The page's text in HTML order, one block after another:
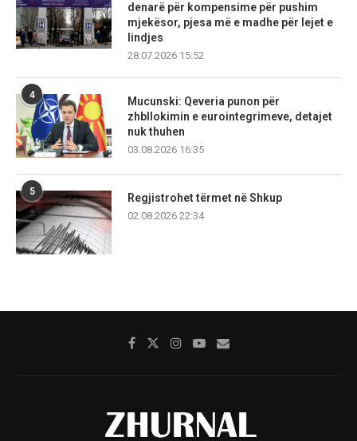
denarë për kompensime për pushim
mjekësor, pjesa më e madhe për lejet e
lindjes
28.07.2026 15:52
4
Mucunski: Qeveria punon për
zhbllokimin e eurointegrimeve, detajet
nuk thuhen
03.08.2026 16:35
5
Regjistrohet tërmet në Shkup
02.08.2026 22:34